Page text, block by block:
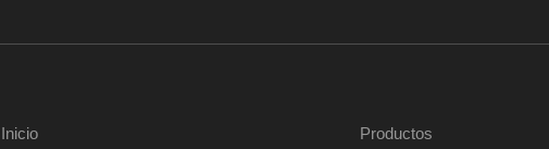
Inicio Productos